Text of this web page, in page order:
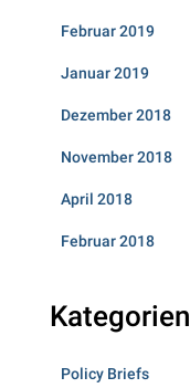
Februar 2019
Januar 2019
Dezember 2018
November 2018
April 2018
Februar 2018
Kategorien
Policy Briefs